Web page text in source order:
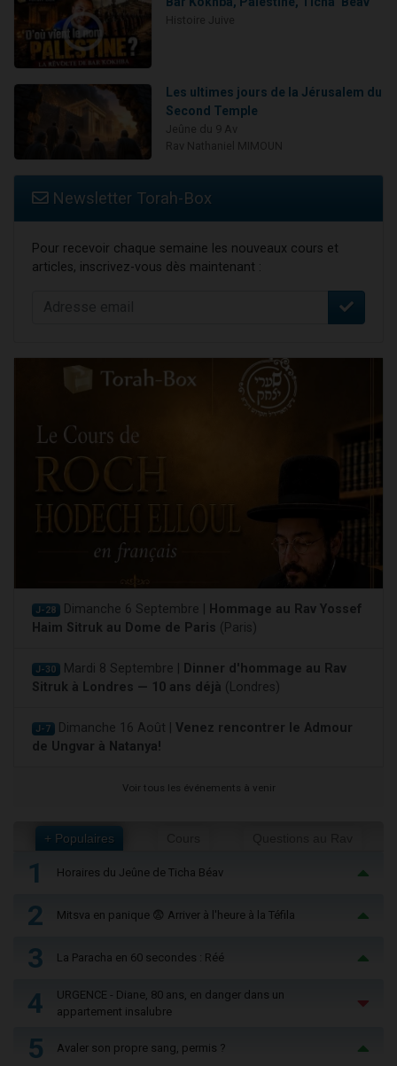
Les ultimes jours de la Jérusalem du
Second Temple
Newsletter Torah-Box
Pour recevoir chaque semaine les nouveaux cours et
articles, inscrivez-vous dès maintenant :
J-28 Dimanche 6 Septembre |
Hommage au Rav Yossef
Haim Sitruk au Dome de Paris (Paris)
J-30 Mardi 8 Septembre |
Dinner d'hommage au Rav
Sitruk à Londres — 10 ans déjà (Londres)
J-7 Dimanche 16 Août | Venez rencontrer le Admour
de Ungvar à Natanya!
Voir tous les événements à venir
+ Populaires
1 Horaires du Jeûne de Ticha Béav
2 Mitsva en panique 😨 Arriver à l'heure à la Téfila
3 La Paracha en 60 secondes : Réé
4
URGENCE - Diane, 80 ans, en danger dans un
appartement insalubre
5 Avaler son propre sang, permis ?